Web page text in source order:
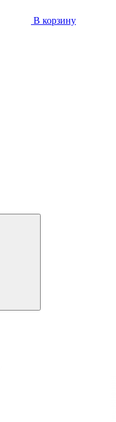
В корзину